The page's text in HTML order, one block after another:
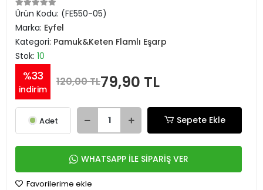
Ürün Kodu: (FE550-05)
Marka: Eyfel
Kategori: Pamuk&Keten Flamlı Eşarp
Stok: 10
%33
indirim
120,00 TL79,90 TL
Adet Sepete Ekle
WHATSAPP İLE SİPARİŞ VER
Favorilerime ekle